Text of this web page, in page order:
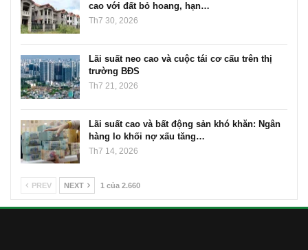
cao với đất bỏ hoang, hạn…
Th7 30, 2026
Lãi suất neo cao và cuộc tái cơ cấu trên thị
trường BĐS
Th7 21, 2026
Lãi suất cao và bất động sản khó khăn: Ngân
hàng lo khối nợ xấu tăng…
Th7 14, 2026
PREV NEXT 1 của 2.660